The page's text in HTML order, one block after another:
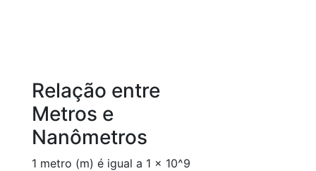
Relação entre
Metros e
Nanômetros
1 metro (m) é igual a 1 × 10^9